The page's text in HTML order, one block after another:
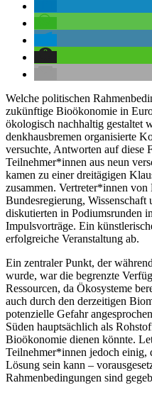
Welche politischen
zukünftige Bioökonomie in
ökologisch nachhaltig gestaltet
denkhausbremen organisierte
versuchte, Antworten auf diese
Teilnehmer*innen aus neun
kamen zu einer dreitägigen
zusammen. Vertreter*innen von
Bundesregierung,
diskutierten in Podiumsrunden
Impulsvorträge. Ein
erfolgreiche Veranstaltung ab.
Ein zentraler Punkt, der
wurde, war die begrenzte
Ressourcen, da Ökosysteme
auch durch den derzeitigen
potenzielle Gefahr
Süden hauptsächlich als
Bioökonomie dienen könnte.
Teilnehmer*innen jedoch einig,
Lösung sein kann –
Rahmenbedingungen sind